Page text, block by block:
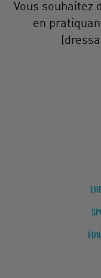
Vous souhaitez
en